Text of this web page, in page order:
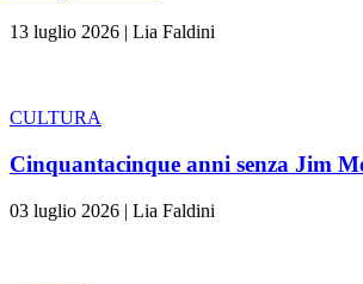
13 luglio 2026 | Lia Faldini
CULTURA
Cinquantacinque anni senza Jim
03 luglio 2026 | Lia Faldini